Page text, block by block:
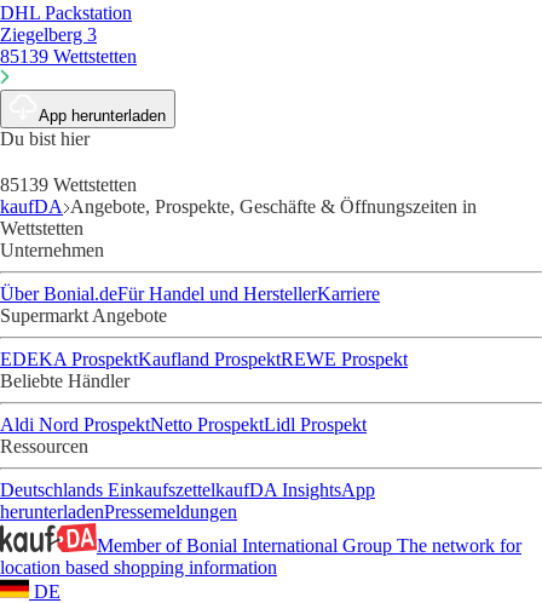
DHL Packstation
Ziegelberg 3
85139 Wettstetten
App herunterladen
Du bist hier
85139 Wettstetten
kaufDA Angebote, Prospekte, Geschäfte & Öffnungszeiten in
Wettstetten
Unternehmen
Über Bonial.deFür Handel und HerstellerKarriere
Supermarkt Angebote
EDEKA ProspektKaufland ProspektREWE Prospekt
Beliebte Händler
Aldi Nord ProspektNetto ProspektLidl Prospekt
Ressourcen
Deutschlands EinkaufszettelkaufDA InsightsApp
herunterladenPressemeldungen
Member of Bonial International Group The network for
location based shopping information
DE